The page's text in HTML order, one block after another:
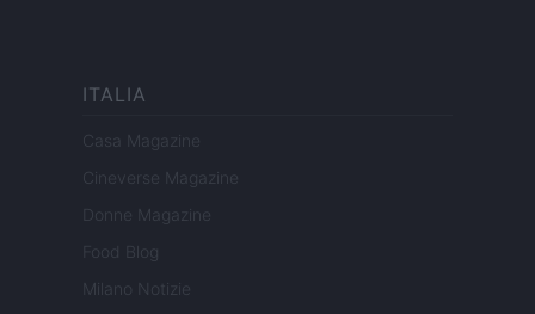
ITALIA
Casa Magazine
Cineverse Magazine
Donne Magazine
Food Blog
Milano Notizie